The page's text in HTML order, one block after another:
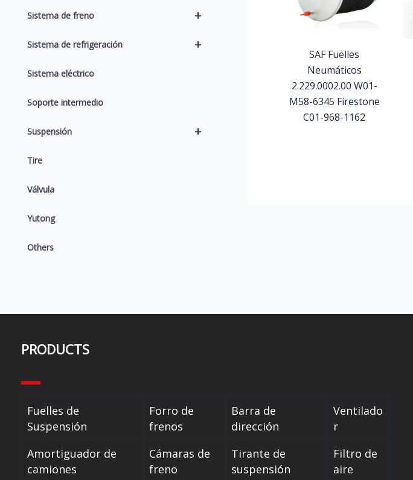
+
Sistema de freno
+
Sistema de refrigeración
Sistema eléctrico
Soporte intermedio
+
Suspensión
Tire
Válvula
Yutong
Others
SAF Fuelles
Neumáticos
2.229.0002.00 W01-
M58-6345 Firestone
C01-968-1162
PRODUCTS
Fuelles de
Suspensión
Forro de
frenos
Barra de
dirección
Ventilado
r
Amortiguador de
camiones
Cámaras de
freno
Tirante de
suspensión
Filtro de
aire